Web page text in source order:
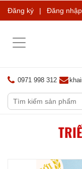
Đăng ký | Đăng nhập
Toggle
0971 998 312